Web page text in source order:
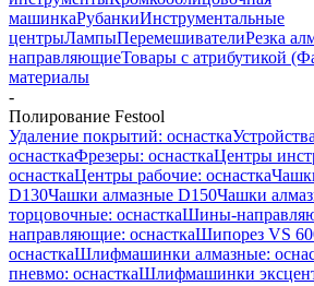
машинкаРубанкиИнструментальные
центрыЛампыПеремешивателиРезка
направляющиеТовары с атрибутикой
материалы
-
Полирование Festool
Удаление покрытий: оснастка
оснасткаФрезеры: оснасткаЦентры
оснасткаЦентры рабочие: оснастка
D130Чашки алмазные D150Чашки
торцовочные: оснасткаШины-
направляющие: оснасткаШипорез VS
оснасткаШлифмашинки алмазные:
пневмо: оснасткаШлифмашинки